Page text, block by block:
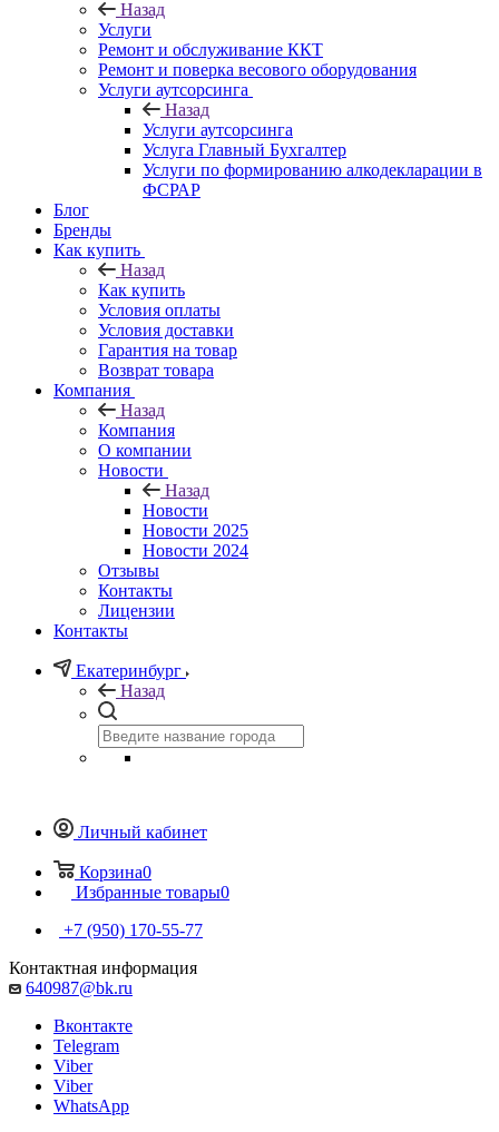
Назад
Услуги
Ремонт и обслуживание ККТ
Ремонт и поверка весового оборудования
Услуги аутсорсинга
Назад
Услуги аутсорсинга
Услуга Главный Бухгалтер
Услуги по формированию алкодекларации в
ФСРАР
Блог
Бренды
Как купить
Назад
Как купить
Условия оплаты
Условия доставки
Гарантия на товар
Возврат товара
Компания
Назад
Компания
О компании
Новости
Назад
Новости
Новости 2025
Новости 2024
Отзывы
Контакты
Лицензии
Контакты
Екатеринбург
Назад
Личный кабинет
Корзина0
Избранные товары0
+7 (950) 170-55-77
Контактная информация
640987@bk.ru
Вконтакте
Telegram
Viber
Viber
WhatsApp